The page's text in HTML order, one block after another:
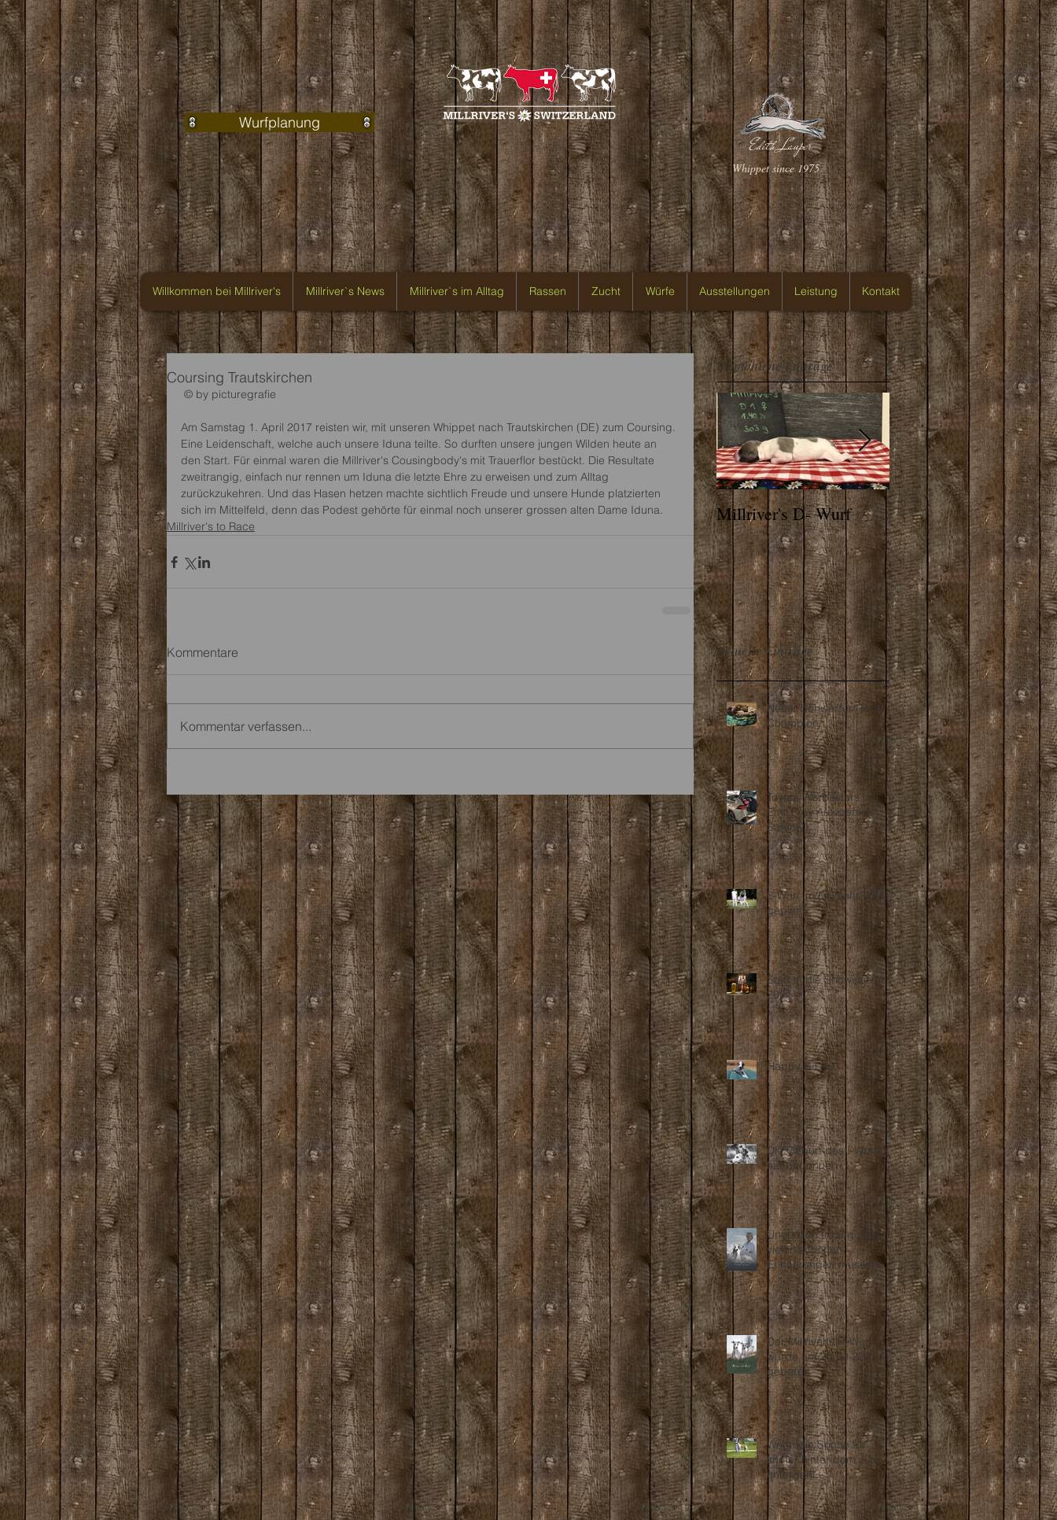
Wurfplanung
Edith Lauper
Whippet since 1975
Willkommen bei Millriver's Millriver`s News Millriver`s im Alltag Rassen Zucht Würfe Ausstellungen Leistung Kontakt
Coursing Trautskirchen
© by picturegrafie
Am Samstag 1. April 2017 reisten wir, mit unseren Whippet nach Trautskirchen (DE) zum Coursing.
Eine Leidenschaft, welche auch unsere Iduna teilte. So durften unsere jungen Wilden heute an
den Start. Für einmal waren die Millriver's Cousingbody's mit Trauerflor bestückt. Die Resultate
zweitrangig, einfach nur rennen um Iduna die letzte Ehre zu erweisen und zum Alltag
zurückzukehren. Und das Hasen hetzen machte sichtlich Freude und unsere Hunde platzierten
sich im Mittelfeld, denn das Podest gehörte für einmal noch unserer grossen alten Dame Iduna.
Millriver's to Race
Kommentare
Kommentar verfassen...
Empfohlene Einträge
Millriver's D- Wurf THE ALPS WHIPPET
Aktuelle Einträge
Neuer Schweizer Renn-
Champion
Toyota Werbestars bei
Emil Frey Autocenter
Safenwil...
L-Wurf im Frühjahr 2025
geplant
Start in die Showsaison
2021
Happy B-Day
Die Geburt des I-Wurfes
hat begonnen ....
Unendlich traurig aber mit
vielen schönen
Erinnerungen müssen wir
Abschied nehmen...
Der Millriver's H-Wurf
wurde am 20.03.2021
geboren
Wenn die Sonne für
immer hinter dem Jura
untergeht...